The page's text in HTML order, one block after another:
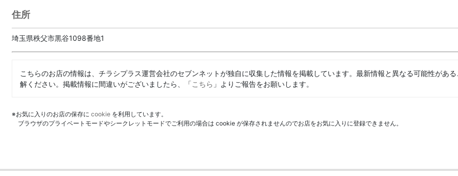
住所
埼玉県秩父市黒谷1098番地1
こちらのお店の情報は、チラシプラス運営会社のセブンネットが独自に収集した情報を掲載しています。最新情報と異なる可能性があ
解ください。掲載情報に間違いがございましたら、「こちら 」よりご報告をお願いします。
※お気に入りのお店の保存に cookie を利用しています。
ブラウザのプライベートモードやシークレットモードでご利用の場合は cookie が保存されませんのでお店をお気に入りに登録できません。